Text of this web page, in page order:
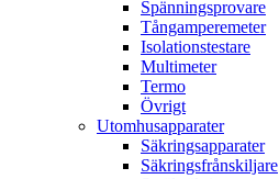
Spänningsprovare
Tångamperemeter
Isolationstestare
Multimeter
Termo
Övrigt
Utomhusapparater
Säkringsapparater
Säkringsfrånskiljare